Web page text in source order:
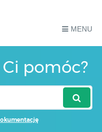
MENU
pomóc?